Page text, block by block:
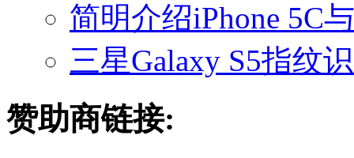
简明介绍iPhone 5C
三星Galaxy S5指纹
赞助商链接: